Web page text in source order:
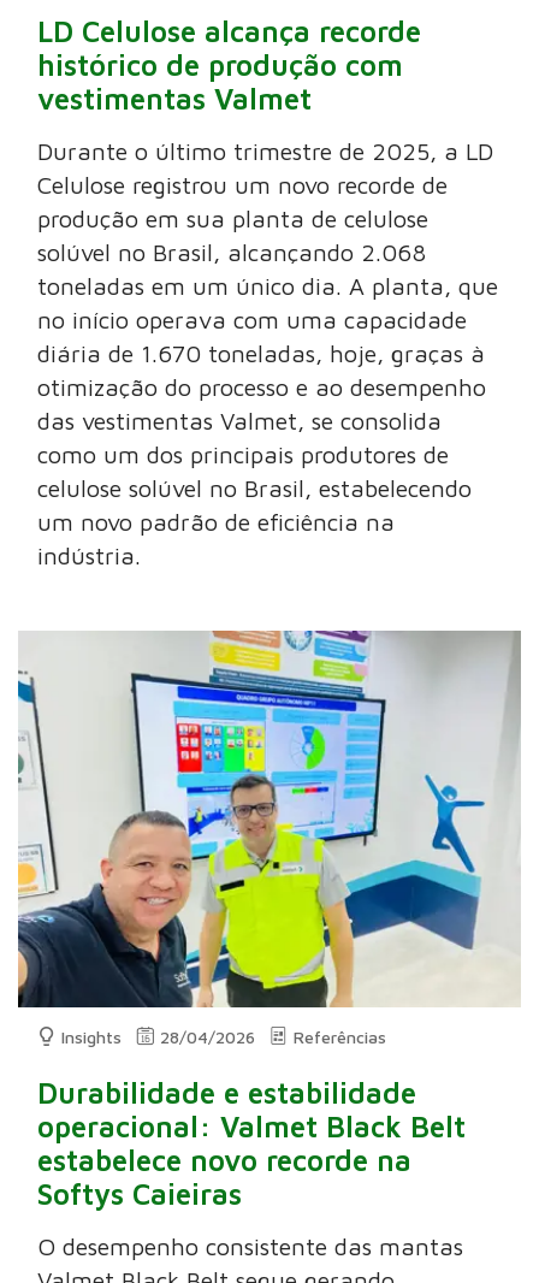
LD Celulose alcança recorde
histórico de produção com
vestimentas Valmet
Durante o último trimestre de 2025, a LD
Celulose registrou um novo recorde de
produção em sua planta de celulose
solúvel no Brasil, alcançando 2.068
toneladas em um único dia. A planta, que
no início operava com uma capacidade
diária de 1.670 toneladas, hoje, graças à
otimização do processo e ao desempenho
das vestimentas Valmet, se consolida
como um dos principais produtores de
celulose solúvel no Brasil, estabelecendo
um novo padrão de eficiência na
indústria.
Insights 28/04/2026 Referências
Durabilidade e estabilidade
operacional: Valmet Black Belt
estabelece novo recorde na
Softys Caieiras
O desempenho consistente das mantas